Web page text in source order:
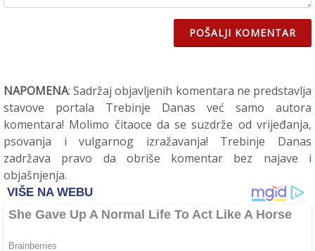
POŠALJI KOMENTAR
NAPOMENA: Sadržaj objavljenih komentara ne predstavlja
stavove portala Trebinje Danas već samo autora
komentara! Molimo čitaoce da se suzdrže od vrijeđanja,
psovanja i vulgarnog izražavanja! Trebinje Danas
zadržava pravo da obriše komentar bez najave i
objašnjenja.